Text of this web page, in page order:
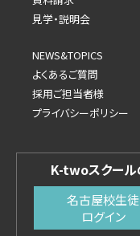
見学・説明会
NEWS&TOPICS
よくあるご質問
採用ご担当者様
プライバシーポリシー
K-twoスクール
名古屋校生徒
ログイン